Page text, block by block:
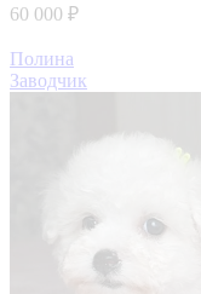
60 000 ₽
Полина
Заводчик